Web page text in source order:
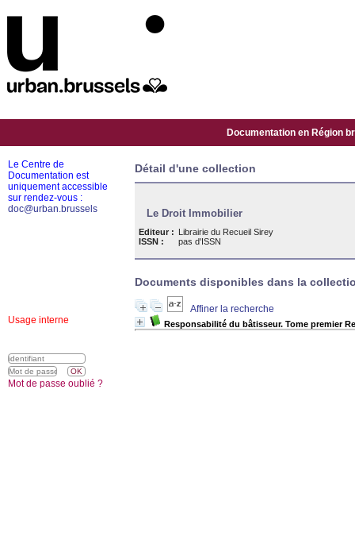
Documentation en Région
Détail d'une collection
Le Droit Immobilier
Editeur : Librairie du Recueil Sirey
ISSN :
pas d'ISSN
Documents disponibles dans la
Affiner la recherche
Responsabilité du bâtisseur. Tome premier
Le Centre de
Documentation est
uniquement accessible
sur rendez-vous :
doc@urban.brussels
Usage interne
Mot de passe oublié ?